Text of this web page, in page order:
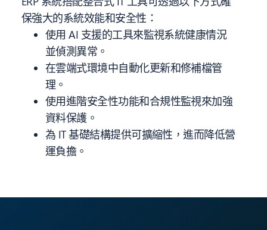
保強大的系統效能和安全性：
使用 AI 支援的工具來監視系統健康情況
並偵測異常。
在雲端式環境中自動化更新和修補檔管
理。
使用進階安全性功能和合規性監視來加強
資料保護。
為 IT 基礎結構提供可擴縮性，進而降低營
運負擔。